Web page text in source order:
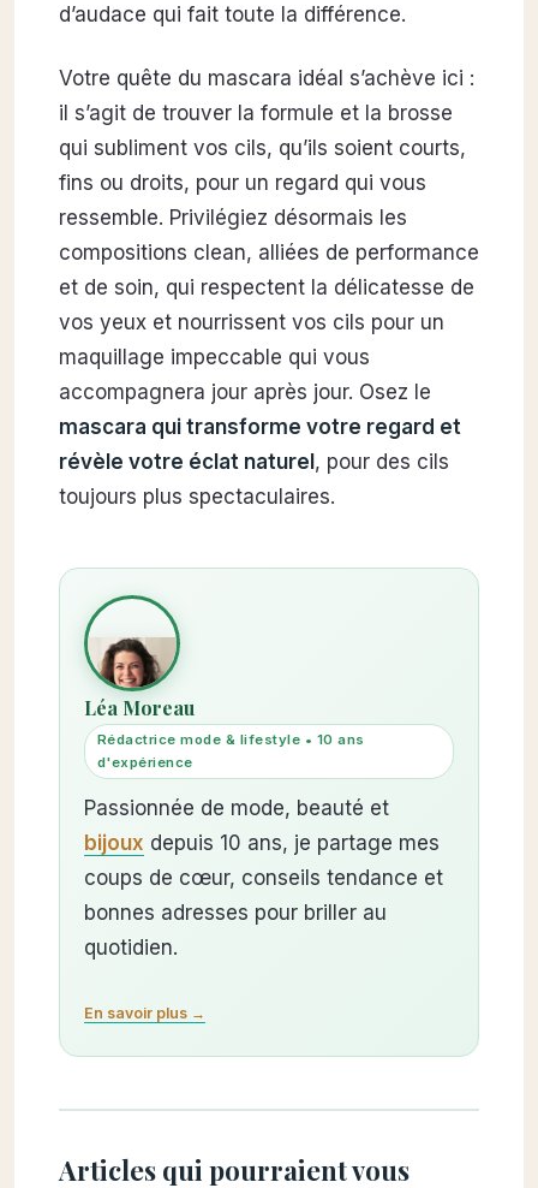
d’audace qui fait toute la différence.
Votre quête du mascara idéal s’achève ici :
il s’agit de trouver la formule et la brosse
qui subliment vos cils, qu’ils soient courts,
fins ou droits, pour un regard qui vous
ressemble. Privilégiez désormais les
compositions clean, alliées de performance
et de soin, qui respectent la délicatesse de
vos yeux et nourrissent vos cils pour un
maquillage impeccable qui vous
accompagnera jour après jour. Osez le
mascara qui transforme votre regard et
révèle votre éclat naturel, pour des cils
toujours plus spectaculaires.
Léa Moreau
Rédactrice mode & lifestyle • 10 ans
d'expérience
Passionnée de mode, beauté et
bijoux depuis 10 ans, je partage mes
coups de cœur, conseils tendance et
bonnes adresses pour briller au
quotidien.
En savoir plus →
Articles qui pourraient vous